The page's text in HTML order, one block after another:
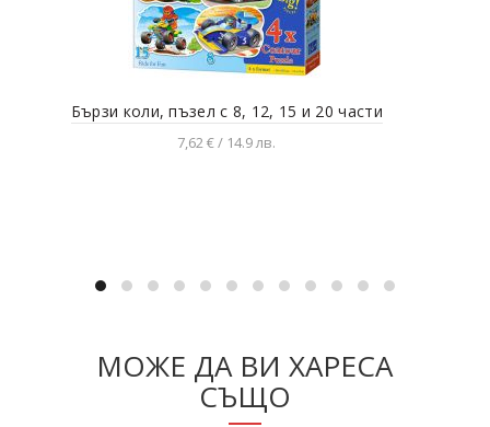
Бързи коли, пъзел с 8, 12, 15 и 20 чаcти
7,62 € / 14.9 лв.
МОЖЕ ДА ВИ ХАРЕСА
СЪЩО